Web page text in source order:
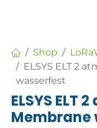
Shop
ELSYS ELT 2
wasserfest
ELSYS
Membrane